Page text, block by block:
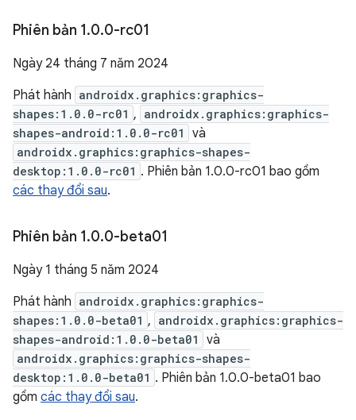
Phiên bản 1.0.0-rc01
Ngày 24 tháng 7 năm 2024
Phát hành androidx.graphics:graphics-
shapes:1.0.0-rc01 , androidx.graphics:graphics-
shapes-android:1.0.0-rc01
và
androidx.graphics:graphics-shapes-
desktop:1.0.0-rc01 . Phiên bản 1.0.0-rc01 bao gồm
các thay đổi sau.
Phiên bản 1.0.0-beta01
Ngày 1 tháng 5 năm 2024
Phát hành androidx.graphics:graphics-
shapes:1.0.0-beta01 , androidx.graphics:graphics-
shapes-android:1.0.0-beta01
và
androidx.graphics:graphics-shapes-
desktop:1.0.0-beta01 . Phiên bản 1.0.0-beta01 bao
gồm các thay đổi sau.